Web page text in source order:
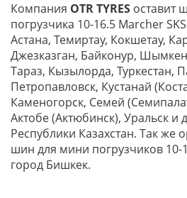
Компания OTR TYRES оставит
погрузчика 10-16.5 Marcher
Астана, Темиртау, Кокшетау,
Джезказган, Байконур,
Тараз, Кызылорда, Туркестан,
Петропавловск, Кустанай
Каменогорск, Семей
Актобе (Актюбинск), Уральск и
Республики Казахстан. Так же
шин для мини погрузчиков 10-
город Бишкек.